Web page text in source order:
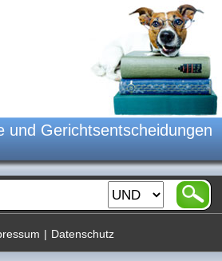
und Gerichtsentscheidungen
| Datenschutz